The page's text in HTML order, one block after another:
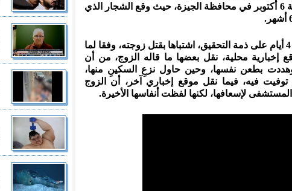
المقيمة فيها مع زوجها العشريني العمر بمنطقة 6 أكتوبر في محافظة الجيزة، حيث وقع الشجار الذي
اعتقلت الشرطة زوجها، وأمرت النيابة بحبسه 4 أيام على ذمة التحقيق، اشتباها بقتل زوجته، وفقا لما
إخبارية محلية، نقل بعضها ما قاله الزوج، من أن
بطعن نفسها، وحين حاول نزعِ السكينِ منها،
فيه، فيما نقل موقع إخباري آخر، أن الزوج
لإسعافها، لكنها لفظت أنفاسها الأخيرة.